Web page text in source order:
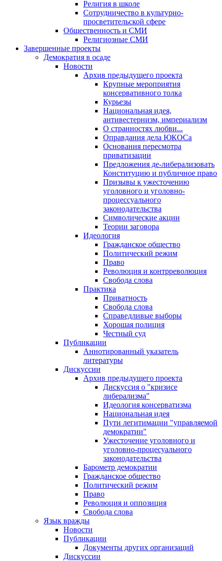
Религия в школе
Сотрудничество в культурно-
просветительской сфере
Общественность и СМИ
Религиозные СМИ
Завершенные проекты
Демократия в осаде
Новости
Архив предыдущего проекта
Крупные мероприятия
консервативного толка
Курьезы
Национальная идея,
антивестернизм, империализм
О странностях любви...
Оправдания дела ЮКОСа
Основания пересмотра
приватизации
Предложения де-либерализовать
Конституцию и публичное право
Призывы к ужесточению
уголовного и уголовно-
процессуального
законодательства
Символические акции
Теории заговора
Идеология
Гражданское общество
Политический режим
Право
Революция и контрреволюция
Свобода слова
Практика
Приватность
Свобода слова
Справедливые выборы
Хорошая полиция
Честный суд
Публикации
Аннотированный указатель
литературы
Дискуссии
Архив предыдущего проекта
Дискуссия о "кризисе
либерализма"
Идеология консерватизма
Национальная идея
Пути легитимации "управляемой
демократии"
Ужесточение уголовного и
уголовно-процесуального
законодательства
Барометр демократии
Гражданское общество
Политический режим
Право
Революция и оппозиция
Свобода слова
Язык вражды
Новости
Публикации
Документы других организаций
Дискуссии